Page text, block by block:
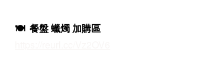
🍽️ 餐盤 蠟燭 加購區